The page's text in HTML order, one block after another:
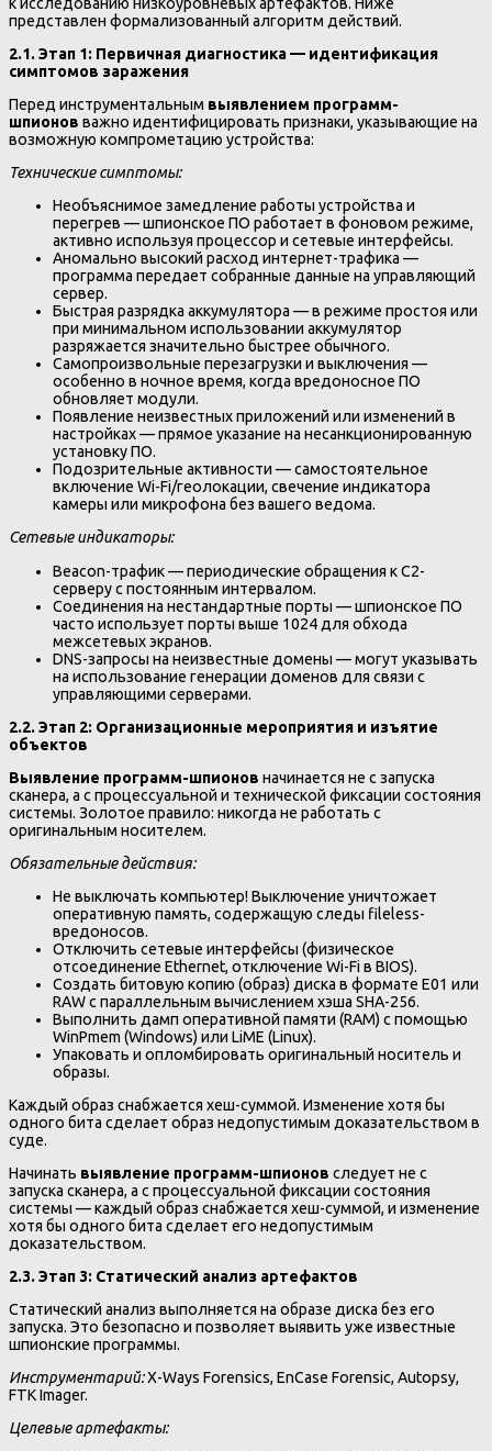
представлен формализованный алгоритм действий.
2.1. Этап 1: Первичная диагностика — идентификация
симптомов заражения
Перед инструментальным выявлением программ-
шпионов важно идентифицировать признаки, указывающие на
возможную компрометацию устройства:
Технические симптомы:
Необъяснимое замедление работы устройства и
перегрев — шпионское ПО работает в фоновом режиме,
активно используя процессор и сетевые интерфейсы.
Аномально высокий расход интернет-трафика —
программа передает собранные данные на управляющий
сервер.
Быстрая разрядка аккумулятора — в режиме простоя или
при минимальном использовании аккумулятор
разряжается значительно быстрее обычного.
Самопроизвольные перезагрузки и выключения —
особенно в ночное время, когда вредоносное ПО
обновляет модули.
Появление неизвестных приложений или изменений в
настройках — прямое указание на несанкционированную
установку ПО.
Подозрительные активности — самостоятельное
включение Wi-Fi/геолокации, свечение индикатора
камеры или микрофона без вашего ведома.
Сетевые индикаторы:
Beacon-трафик — периодические обращения к C2-
серверу с постоянным интервалом.
Соединения на нестандартные порты — шпионское ПО
часто использует порты выше 1024 для обхода
межсетевых экранов.
DNS-запросы на неизвестные домены — могут указывать
на использование генерации доменов для связи с
управляющими серверами.
2.2. Этап 2: Организационные мероприятия и изъятие
объектов
Выявление программ-шпионов начинается не с запуска
сканера, а с процессуальной и технической фиксации состояния
системы. Золотое правило: никогда не работать с
оригинальным носителем.
Обязательные действия:
Не выключать компьютер! Выключение уничтожает
оперативную память, содержащую следы fileless-
вредоносов.
Отключить сетевые интерфейсы (физическое
отсоединение Ethernet, отключение Wi-Fi в BIOS).
Создать битовую копию (образ) диска в формате E01 или
RAW с параллельным вычислением хэша SHA-256.
Выполнить дамп оперативной памяти (RAM) с помощью
WinPmem (Windows) или LiME (Linux).
Упаковать и опломбировать оригинальный носитель и
образы.
Каждый образ снабжается хеш-суммой. Изменение хотя бы
одного бита сделает образ недопустимым доказательством в
суде.
Начинать выявление программ-шпионов следует не с
запуска сканера, а с процессуальной фиксации состояния
системы — каждый образ снабжается хеш-суммой, и изменение
хотя бы одного бита сделает его недопустимым
доказательством.
2.3. Этап 3: Статический анализ артефактов
Статический анализ выполняется на образе диска без его
запуска. Это безопасно и позволяет выявить уже известные
шпионские программы.
Инструментарий:X-Ways Forensics, EnCase Forensic, Autopsy,
FTK Imager.
Целевые артефакты: